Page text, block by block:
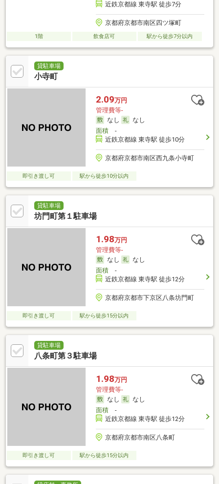
近鉄京都線 東寺駅 徒歩7分
京都府京都市南区四ツ塚町
1階 飲食店可 駅から徒歩7分以内
貸駐車場
小寺町
2.09万円
管理費等-
なし
なし
面積-
近鉄京都線 東寺駅 徒歩10分
京都府京都市南区西九条小寺町
即引き渡し可 駅から徒歩10分以内
貸駐車場
坊門町第１駐車場
1.98万円
管理費等-
なし
なし
面積-
近鉄京都線 東寺駅 徒歩12分
京都府京都市下京区八条坊門町
即引き渡し可 駅から徒歩15分以内
貸駐車場
八条町第３駐車場
1.98万円
管理費等-
なし
なし
面積-
近鉄京都線 東寺駅 徒歩12分
京都府京都市南区八条町
即引き渡し可 駅から徒歩15分以内